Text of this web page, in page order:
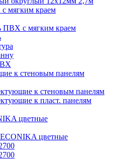
мягким краем
ПВХ с мягким краем
к стеновым панелям
к стеновым панелям
к пласт. панелям
цветные
цветные